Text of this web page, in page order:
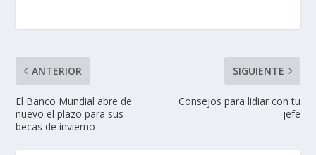
ANTERIOR
El Banco Mundial abre de
nuevo el plazo para sus
becas de invierno
SIGUIENTE
Consejos para lidiar con tu
jefe